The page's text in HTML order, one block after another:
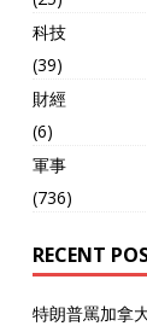
科技
(39)
財經
(6)
軍事
(736)
RECENT
特朗普罵加拿